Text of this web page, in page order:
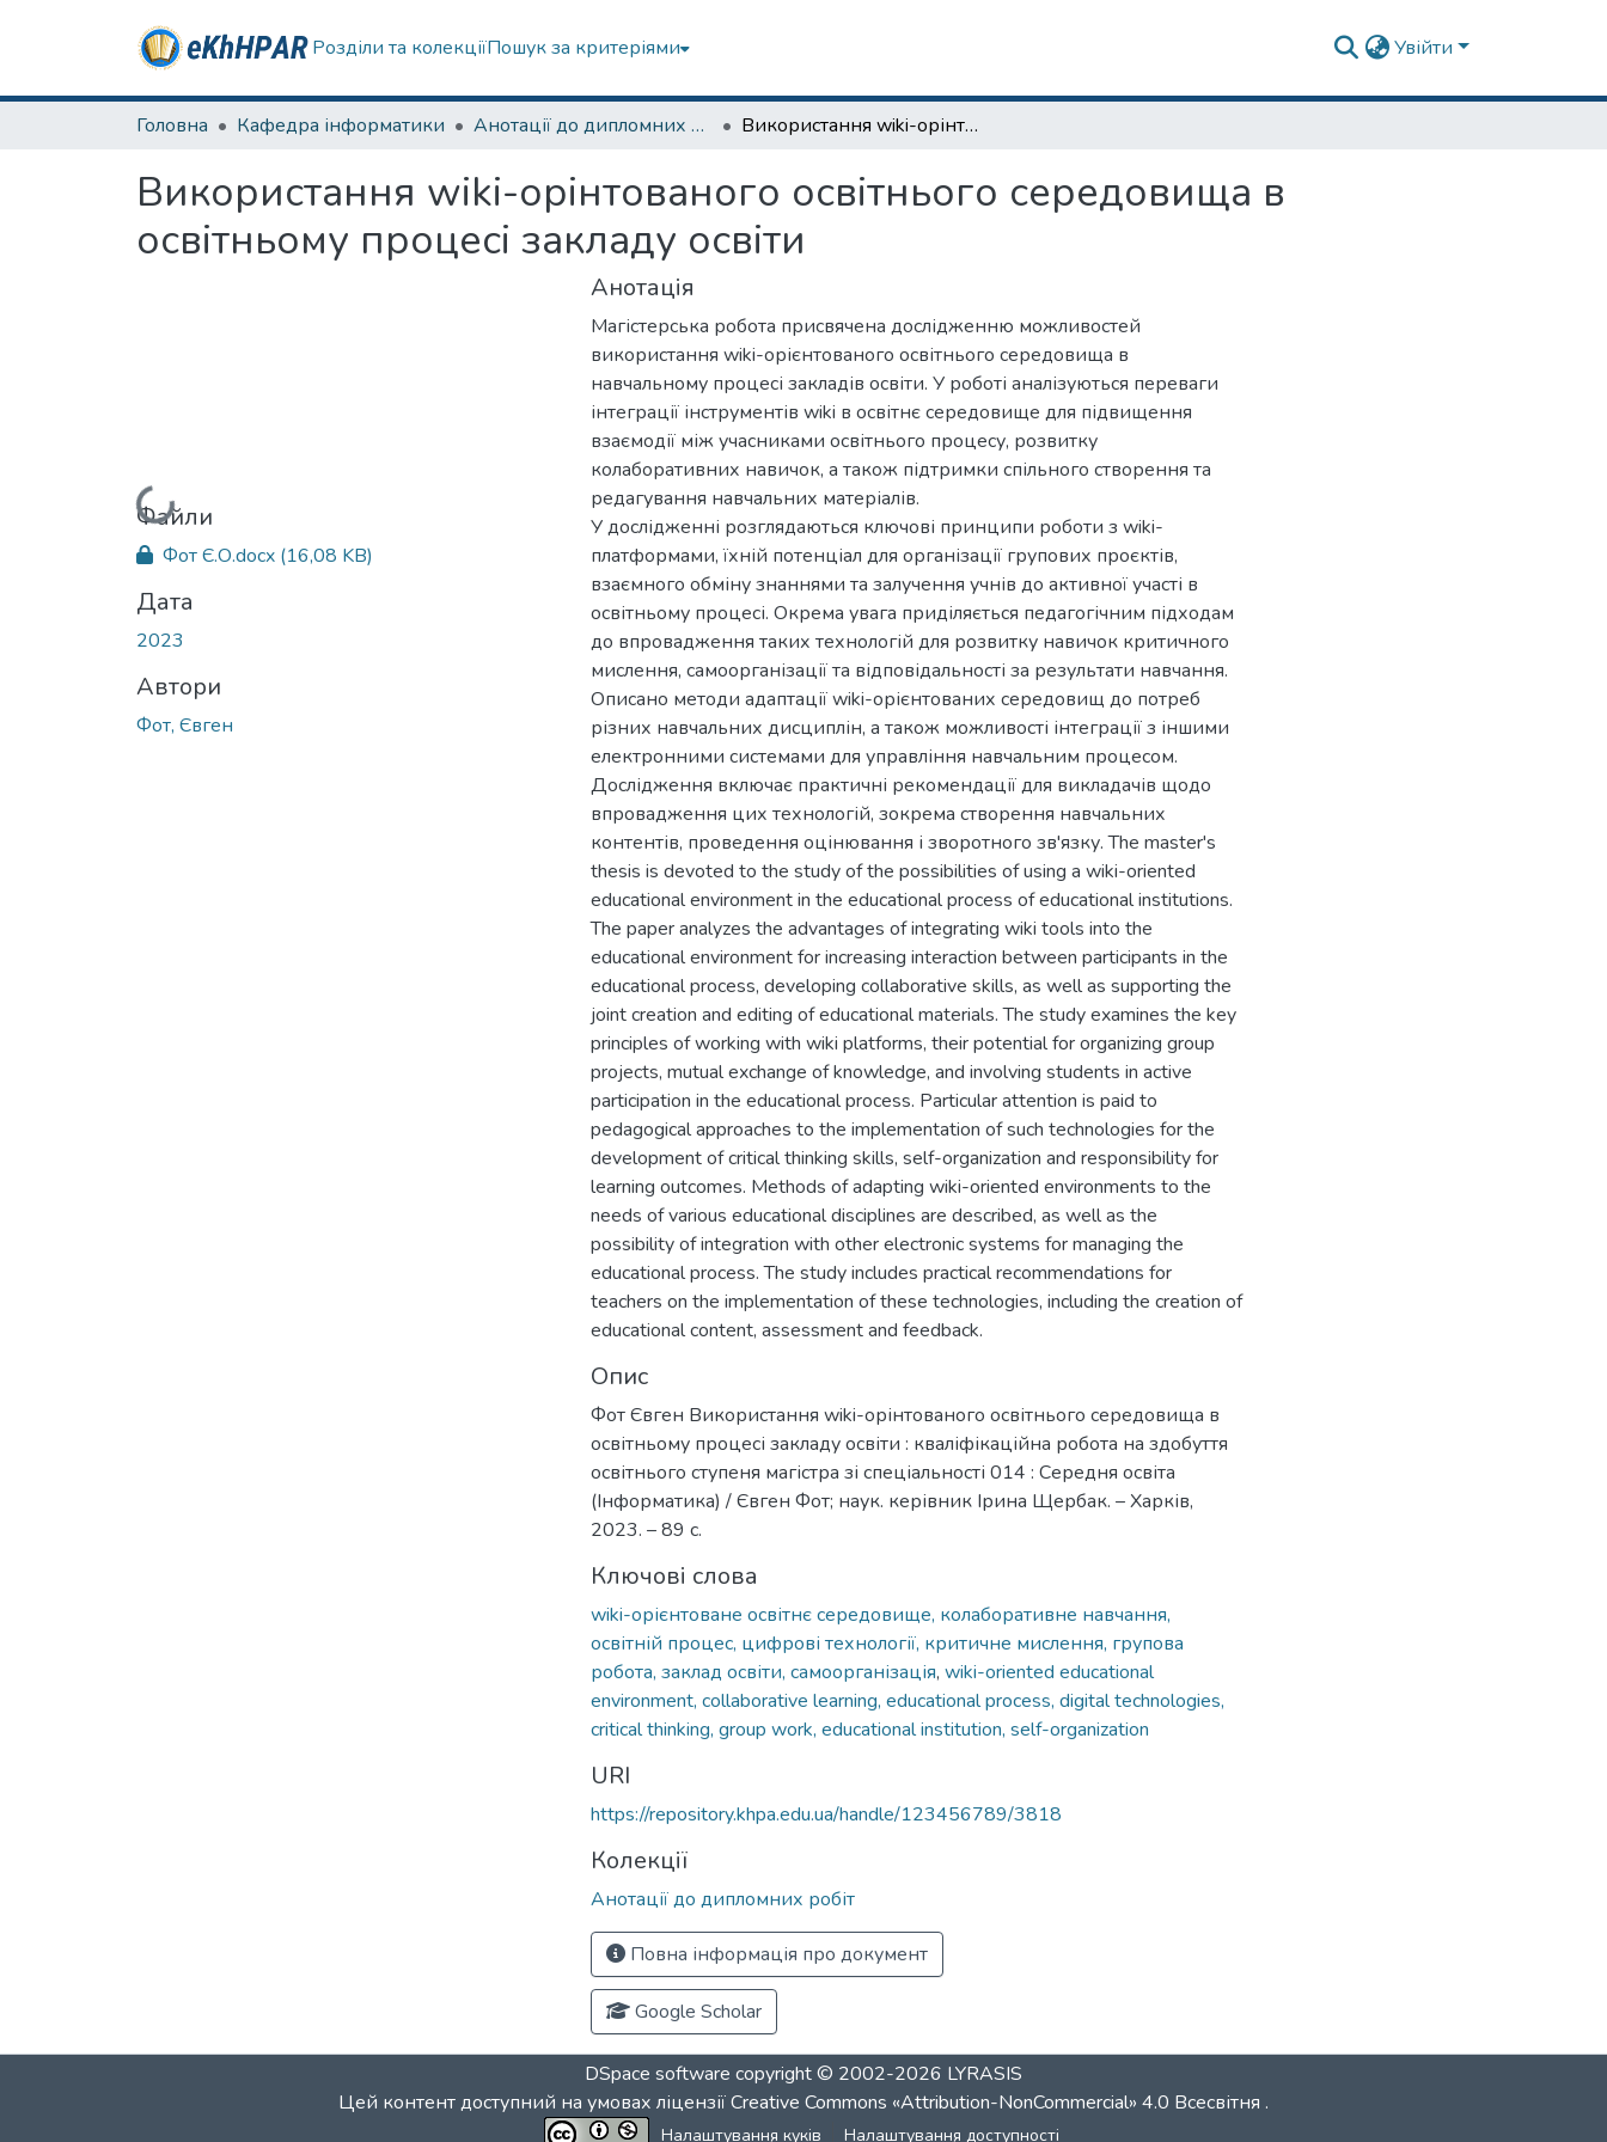
Розділи та колекціїПошук за критеріями Увійти
Головна Кафедра інформатики Анотації до дипломних робіт Використання wiki-орінтованого освітнього середовища в освітньому процесі закладу освіти
Використання wiki-орінтованого освітнього середовища в
освітньому процесі закладу освіти
Вантажиться...
Файли
Фот Є.О.docx (16,08 KB)
Дата
2023
Автори
Фот, Євген
Анотація
Магістерська робота присвячена дослідженню можливостей
використання wiki-орієнтованого освітнього середовища в
навчальному процесі закладів освіти. У роботі аналізуються переваги
інтеграції інструментів wiki в освітнє середовище для підвищення
взаємодії між учасниками освітнього процесу, розвитку
колаборативних навичок, а також підтримки спільного створення та
редагування навчальних матеріалів.
У дослідженні розглядаються ключові принципи роботи з wiki-
платформами, їхній потенціал для організації групових проєктів,
взаємного обміну знаннями та залучення учнів до активної участі в
освітньому процесі. Окрема увага приділяється педагогічним підходам
до впровадження таких технологій для розвитку навичок критичного
мислення, самоорганізації та відповідальності за результати навчання.
Описано методи адаптації wiki-орієнтованих середовищ до потреб
різних навчальних дисциплін, а також можливості інтеграції з іншими
електронними системами для управління навчальним процесом.
Дослідження включає практичні рекомендації для викладачів щодо
впровадження цих технологій, зокрема створення навчальних
контентів, проведення оцінювання і зворотного зв'язку. The master's
thesis is devoted to the study of the possibilities of using a wiki-oriented
educational environment in the educational process of educational institutions.
The paper analyzes the advantages of integrating wiki tools into the
educational environment for increasing interaction between participants in the
educational process, developing collaborative skills, as well as supporting the
joint creation and editing of educational materials. The study examines the key
principles of working with wiki platforms, their potential for organizing group
projects, mutual exchange of knowledge, and involving students in active
participation in the educational process. Particular attention is paid to
pedagogical approaches to the implementation of such technologies for the
development of critical thinking skills, self-organization and responsibility for
learning outcomes. Methods of adapting wiki-oriented environments to the
needs of various educational disciplines are described, as well as the
possibility of integration with other electronic systems for managing the
educational process. The study includes practical recommendations for
teachers on the implementation of these technologies, including the creation of
educational content, assessment and feedback.
Опис
Фот Євген Використання wiki-орінтованого освітнього середовища в
освітньому процесі закладу освіти : кваліфікаційна робота на здобуття
освітнього ступеня магістра зі спеціальності 014 : Середня освіта
(Інформатика) / Євген Фот; наук. керівник Ірина Щербак. – Харків,
2023. – 89 с.
Ключові слова
wiki-орієнтоване освітнє середовище, колаборативне навчання,
освітній процес, цифрові технології, критичне мислення, групова
робота, заклад освіти, самоорганізація, wiki-oriented educational
environment, collaborative learning, educational process, digital technologies,
critical thinking, group work, educational institution, self-organization
URI
https://repository.khpa.edu.ua/handle/123456789/3818
Колекції
Анотації до дипломних робіт
Повна інформація про документ
Google Scholar
DSpace software copyright © 2002-2026 LYRASIS
Цей контент доступний на умовах ліцензіїCreative Commons «Attribution-NonCommercial» 4.0 Всесвітня .
Налаштування куків Налаштування доступності